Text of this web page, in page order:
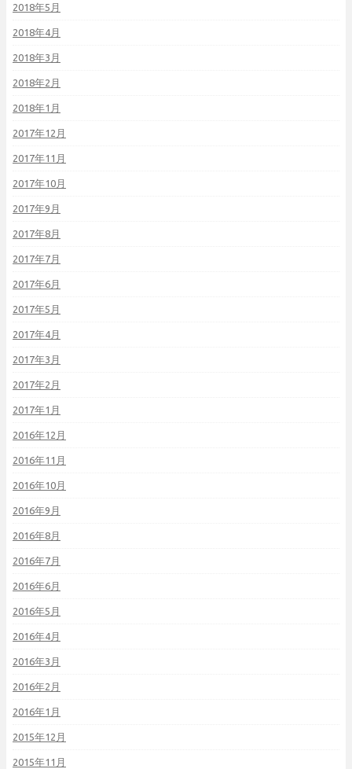
2018年5月
2018年4月
2018年3月
2018年2月
2018年1月
2017年12月
2017年11月
2017年10月
2017年9月
2017年8月
2017年7月
2017年6月
2017年5月
2017年4月
2017年3月
2017年2月
2017年1月
2016年12月
2016年11月
2016年10月
2016年9月
2016年8月
2016年7月
2016年6月
2016年5月
2016年4月
2016年3月
2016年2月
2016年1月
2015年12月
2015年11月